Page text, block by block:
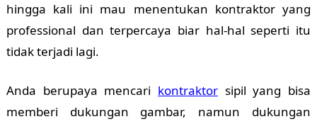
hingga kali ini mau menentukan kontraktor yang
professional dan terpercaya biar hal-hal seperti itu
tidak terjadi lagi.
Anda berupaya mencari kontraktor sipil yang bisa
memberi dukungan gambar, namun dukungan